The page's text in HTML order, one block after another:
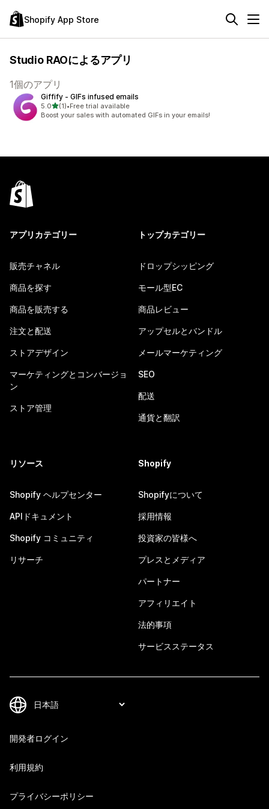
Shopify App Store
Studio RAOによるアプリ
1個のアプリ
Giffify ‑ GIFs infused emails
5.05つ星中
(1)
合計レビュー数：1件
•Free trial available
Boost your sales with automated GIFs in your emails!
アプリカテゴリー
販売チャネル
商品を探す
商品を販売する
注文と配送
ストアデザイン
マーケティングとコンバージョ
ン
ストア管理
トップカテゴリー
ドロップシッピング
モール型EC
商品レビュー
アップセルとバンドル
メールマーケティング
SEO
配送
通貨と翻訳
リソース
Shopify ヘルプセンター
APIドキュメント
Shopify コミュニティ
リサーチ
Shopify
Shopifyについて
採用情報
投資家の皆様へ
プレスとメディア
パートナー
アフィリエイト
法的事項
サービスステータス
開発者ログイン
利用規約
プライバシーポリシー